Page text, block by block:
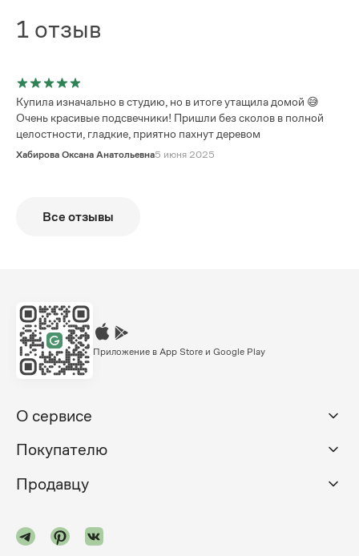
1 отзыв
Купила изначально в студию, но в итоге утащила домой 😅
Очень красивые подсвечники! Пришли без сколов в полной
целостности, гладкие, приятно пахнут деревом
Хабирова Оксана Анатольевна5 июня 2025
Все отзывы
Приложение в App Store и Google Play
О сервисе
Покупателю
Продавцу